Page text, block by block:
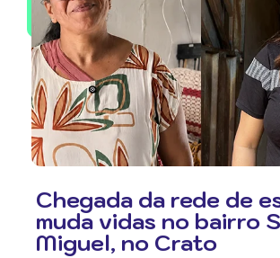
Chegada da rede de
muda vidas no bairro
Miguel, no Crato